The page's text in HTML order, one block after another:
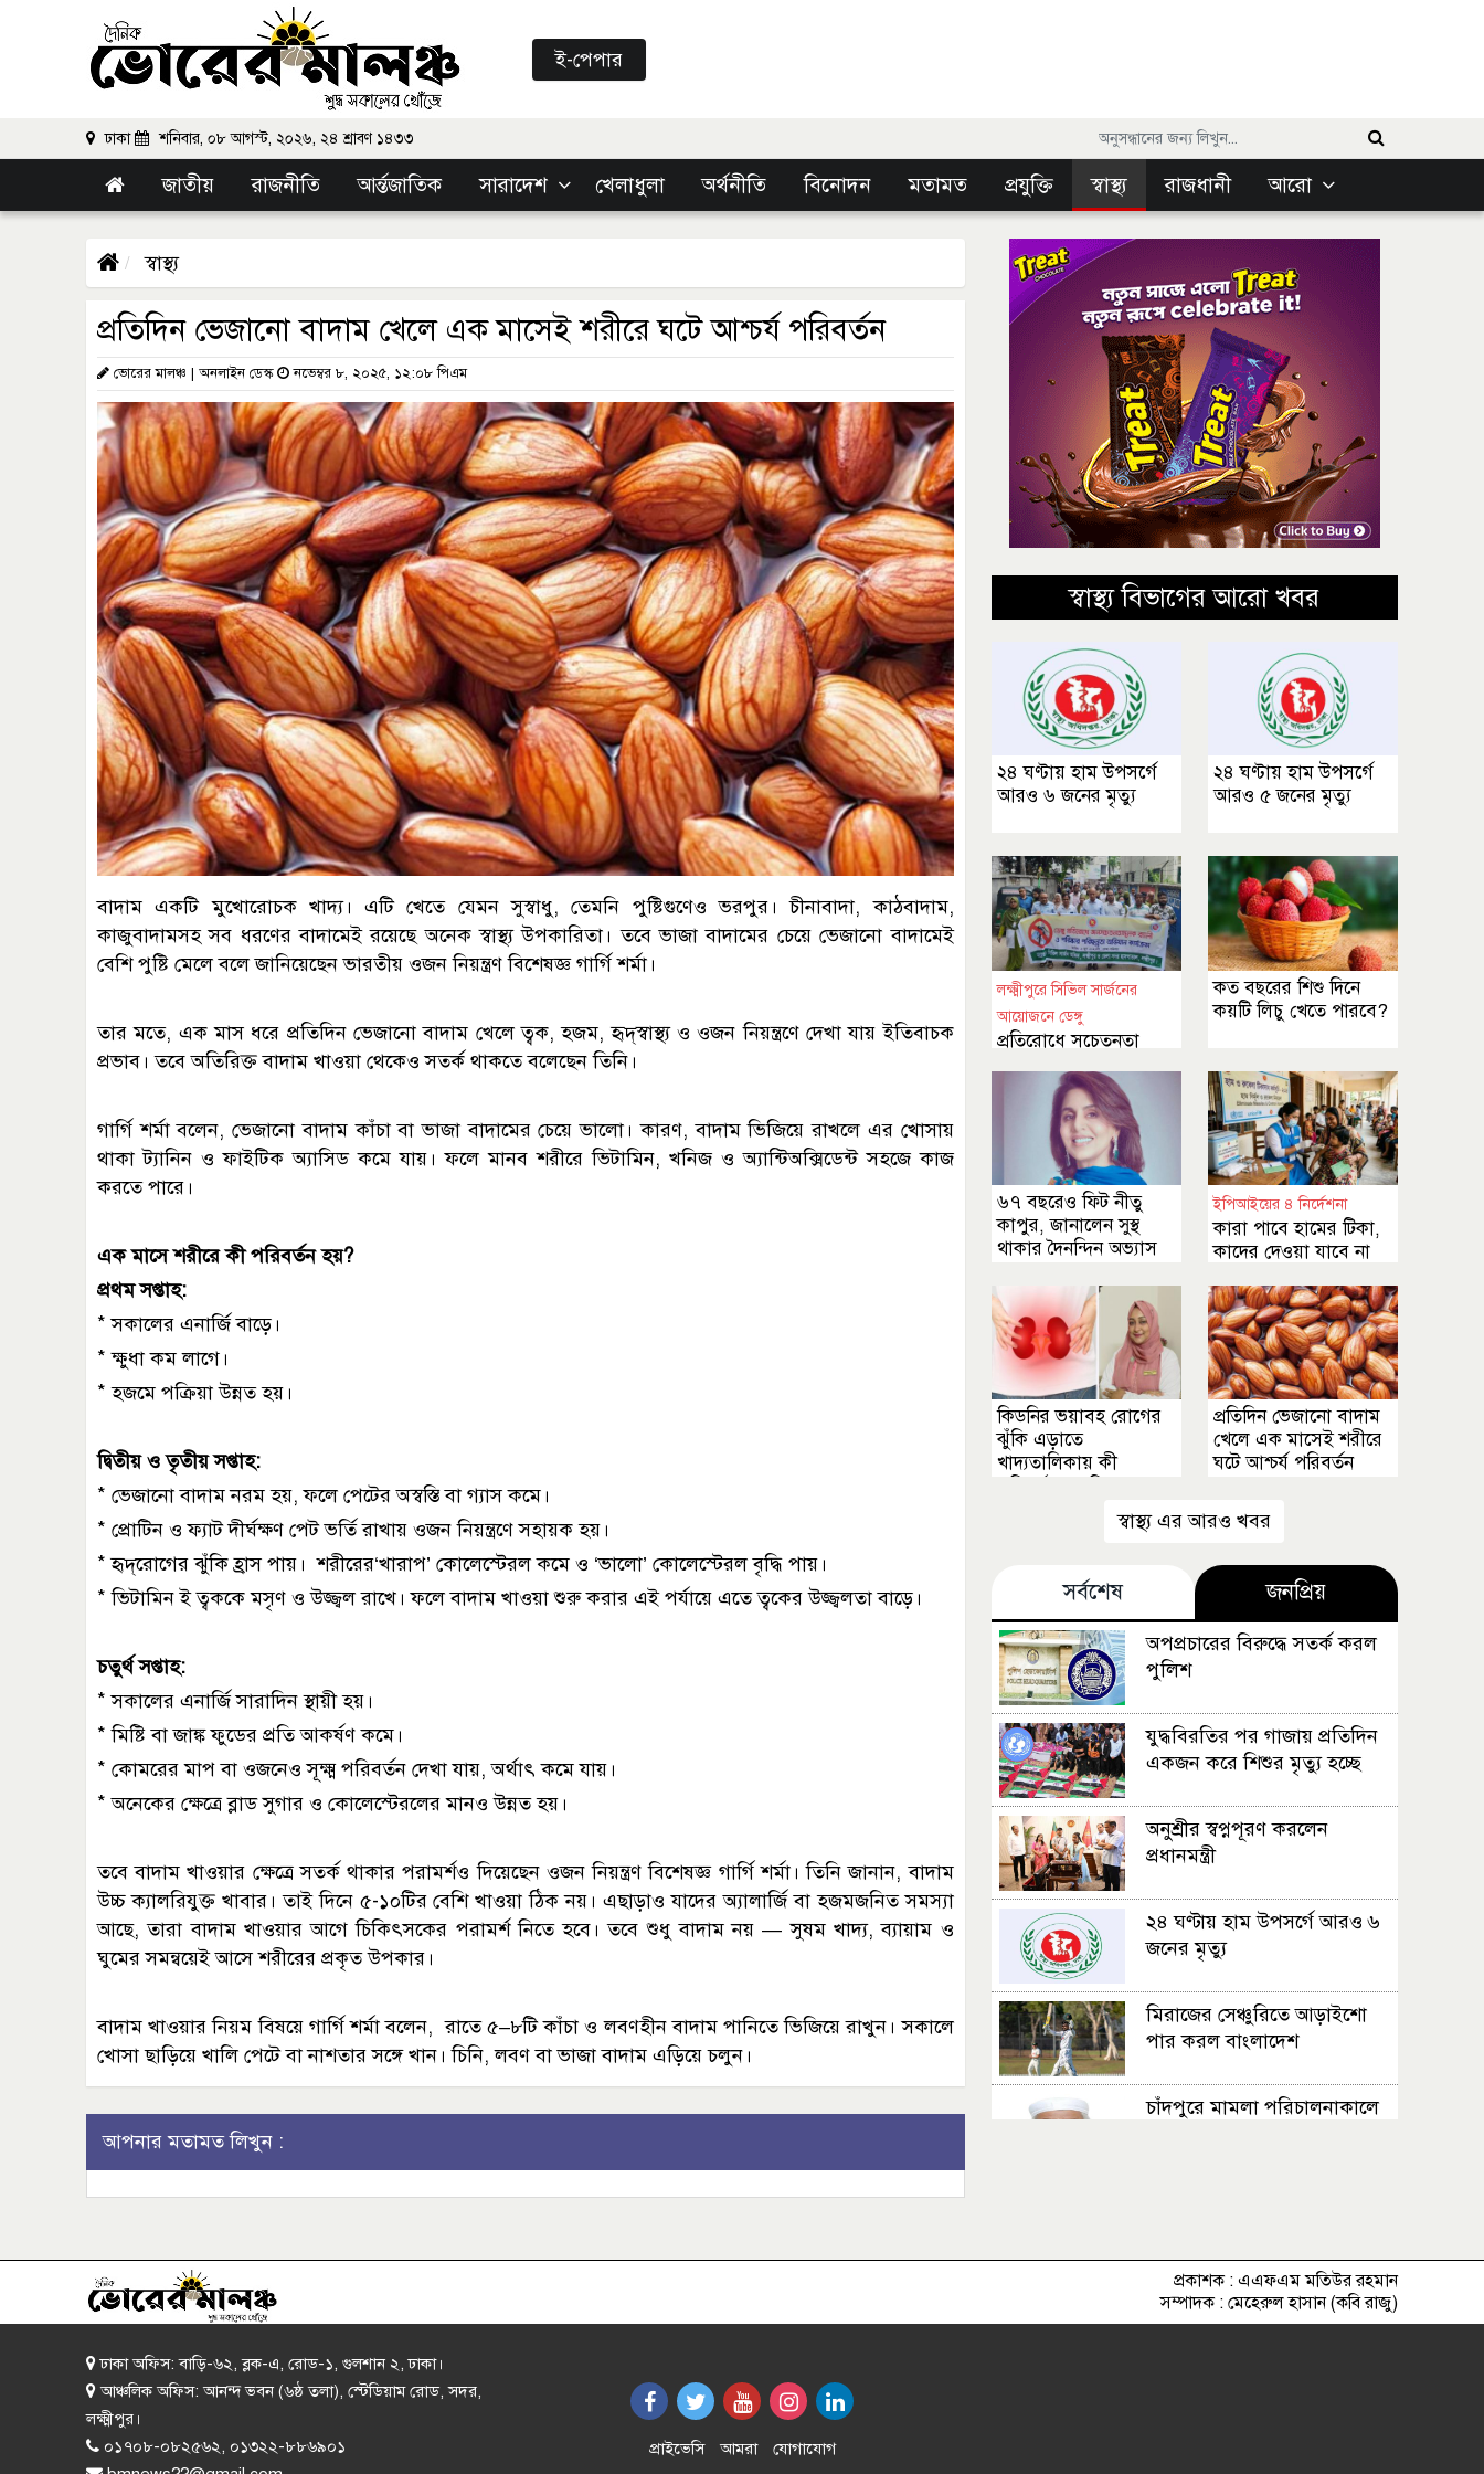
ই-পেপার
ঢাকা শনিবার, ০৮ আগস্ট, ২০২৬, ২৪ শ্রাবণ ১৪৩৩
জাতীয় রাজনীতি আর্ন্তজাতিক সারাদেশ খেলাধুলা অর্থনীতি বিনোদন মতামত প্রযুক্তি স্বাস্থ্য রাজধানী আরো
স্বাস্থ্য
প্রতিদিন ভেজানো বাদাম খেলে এক মাসেই শরীরে ঘটে আশ্চর্য পরিবর্তন
ভোরের মালঞ্চ | অনলাইন ডেস্ক নভেম্বর ৮, ২০২৫, ১২:০৮ পিএম
বাদাম একটি মুখোরোচক খাদ্য। এটি খেতে যেমন সুস্বাধু, তেমনি পুষ্টিগুণেও ভরপুর। চীনাবাদা, কাঠবাদাম,
কাজুবাদামসহ সব ধরণের বাদামেই রয়েছে অনেক স্বাস্থ্য উপকারিতা। তবে ভাজা বাদামের চেয়ে ভেজানো বাদামেই
বেশি পুষ্টি মেলে বলে জানিয়েছেন ভারতীয় ওজন নিয়ন্ত্রণ বিশেষজ্ঞ গার্গি শর্মা।
তার মতে, এক মাস ধরে প্রতিদিন ভেজানো বাদাম খেলে ত্বক, হজম, হৃদ্‌স্বাস্থ্য ও ওজন নিয়ন্ত্রণে দেখা যায় ইতিবাচক
প্রভাব। তবে অতিরিক্ত বাদাম খাওয়া থেকেও সতর্ক থাকতে বলেছেন তিনি।
গার্গি শর্মা বলেন, ভেজানো বাদাম কাঁচা বা ভাজা বাদামের চেয়ে ভালো। কারণ, বাদাম ভিজিয়ে রাখলে এর খোসায়
থাকা ট্যানিন ও ফাইটিক অ্যাসিড কমে যায়। ফলে মানব শরীরে ভিটামিন, খনিজ ও অ্যান্টিঅক্সিডেন্ট সহজে কাজ
করতে পারে।
এক মাসে শরীরে কী পরিবর্তন হয়?
প্রথম সপ্তাহ:
* সকালের এনার্জি বাড়ে।
* ক্ষুধা কম লাগে।
* হজমে পক্রিয়া উন্নত হয়।
দ্বিতীয় ও তৃতীয় সপ্তাহ:
* ভেজানো বাদাম নরম হয়, ফলে পেটের অস্বস্তি বা গ্যাস কমে।
* প্রোটিন ও ফ্যাট দীর্ঘক্ষণ পেট ভর্তি রাখায় ওজন নিয়ন্ত্রণে সহায়ক হয়।
* হৃদ্‌রোগের ঝুঁকি হ্রাস পায়। শরীরের‘খারাপ’ কোলেস্টেরল কমে ও ‘ভালো’ কোলেস্টেরল বৃদ্ধি পায়।
* ভিটামিন ই ত্বককে মসৃণ ও উজ্জ্বল রাখে। ফলে বাদাম খাওয়া শুরু করার এই পর্যায়ে এতে ত্বকের উজ্জ্বলতা বাড়ে।
চতুর্থ সপ্তাহ:
* সকালের এনার্জি সারাদিন স্থায়ী হয়।
* মিষ্টি বা জাঙ্ক ফুডের প্রতি আকর্ষণ কমে।
* কোমরের মাপ বা ওজনেও সূক্ষ্ম পরিবর্তন দেখা যায়, অর্থাৎ কমে যায়।
* অনেকের ক্ষেত্রে ব্লাড সুগার ও কোলেস্টেরলের মানও উন্নত হয়।
তবে বাদাম খাওয়ার ক্ষেত্রে সতর্ক থাকার পরামর্শও দিয়েছেন ওজন নিয়ন্ত্রণ বিশেষজ্ঞ গার্গি শর্মা। তিনি জানান, বাদাম
উচ্চ ক্যালরিযুক্ত খাবার। তাই দিনে ৫-১০টির বেশি খাওয়া ঠিক নয়। এছাড়াও যাদের অ্যালার্জি বা হজমজনিত সমস্যা
আছে, তারা বাদাম খাওয়ার আগে চিকিৎসকের পরামর্শ নিতে হবে। তবে শুধু বাদাম নয় — সুষম খাদ্য, ব্যায়াম ও
ঘুমের সমন্বয়েই আসে শরীরের প্রকৃত উপকার।
বাদাম খাওয়ার নিয়ম বিষয়ে গার্গি শর্মা বলেন, রাতে ৫–৮টি কাঁচা ও লবণহীন বাদাম পানিতে ভিজিয়ে রাখুন। সকালে
খোসা ছাড়িয়ে খালি পেটে বা নাশতার সঙ্গে খান। চিনি, লবণ বা ভাজা বাদাম এড়িয়ে চলুন।
আপনার মতামত লিখুন :
স্বাস্থ্য বিভাগের আরো খবর
২৪ ঘণ্টায় হাম উপসর্গে
আরও ৬ জনের মৃত্যু
২৪ ঘণ্টায় হাম উপসর্গে
আরও ৫ জনের মৃত্যু
লক্ষ্মীপুরে সিভিল সার্জনের
আয়োজনে ডেঙ্গু
প্রতিরোধে সচেতনতা
পরিচ্ছন্ন অভিযান
কত বছরের শিশু দিনে
কয়টি লিচু খেতে পারবে?
৬৭ বছরেও ফিট নীতু
কাপুর, জানালেন সুস্থ
থাকার দৈনন্দিন অভ্যাস
ইপিআইয়ের ৪ নির্দেশনা
কারা পাবে হামের টিকা,
কাদের দেওয়া যাবে না
কিডনির ভয়াবহ রোগের
ঝুঁকি এড়াতে
খাদ্যতালিকায় কী
প্রতিদিন ভেজানো বাদাম
খেলে এক মাসেই শরীরে
ঘটে আশ্চর্য পরিবর্তন
স্বাস্থ্য এর আরও খবর
সর্বশেষ জনপ্রিয়
অপপ্রচারের বিরুদ্ধে সতর্ক করল
পুলিশ
যুদ্ধবিরতির পর গাজায় প্রতিদিন
একজন করে শিশুর মৃত্যু হচ্ছে
অনুশ্রীর স্বপ্নপূরণ করলেন
প্রধানমন্ত্রী
২৪ ঘণ্টায় হাম উপসর্গে আরও ৬
জনের মৃত্যু
মিরাজের সেঞ্চুরিতে আড়াইশো
পার করল বাংলাদেশ
চাঁদপুরে মামলা পরিচালনাকালে
অস্ট্রেলিয়ার বিপক্ষে টেস্টে
বাংলাদেশের স্কোয়াড ঘোষণা
প্রকাশক : এএফএম মতিউর রহমান
সম্পাদক : মেহেরুল হাসান (কবি রাজু)
ঢাকা অফিস: বাড়ি-৬২, ব্লক-এ, রোড-১, গুলশান ২, ঢাকা।
আঞ্চলিক অফিস: আনন্দ ভবন (৬ষ্ঠ তলা), স্টেডিয়াম রোড, সদর,
লক্ষ্মীপুর।
০১৭০৮-০৮২৫৬২, ০১৩২২-৮৮৬৯০১
প্রাইভেসি আমরা যোগাযোগ